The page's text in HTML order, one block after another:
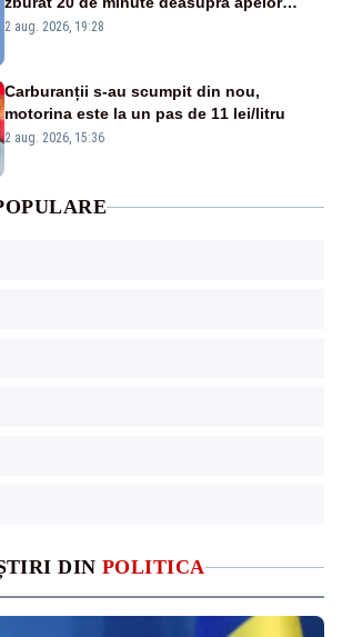
DIN POLITICA
României. Au fost ridicate două F-16
2 aug. 2026, 19:28
Carburanții s-au scumpit din nou,
motorina este la un pas de 11 lei/litru
2 aug. 2026, 15:36